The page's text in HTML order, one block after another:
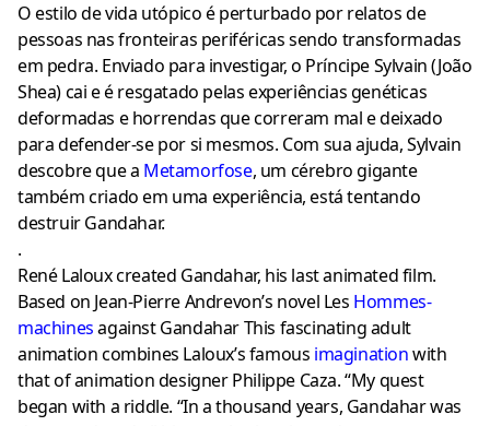
O estilo de vida utópico é perturbado por relatos de
pessoas nas fronteiras periféricas sendo transformadas
em pedra. Enviado para investigar, o Príncipe Sylvain (João
Shea) cai e é resgatado pelas experiências genéticas
deformadas e horrendas que correram mal e deixado
para defender-se por si mesmos. Com sua ajuda, Sylvain
descobre que a Metamorfose, um cérebro gigante
também criado em uma experiência, está tentando
destruir Gandahar.
.
René Laloux created Gandahar, his last animated film.
Based on Jean-Pierre Andrevon’s novel Les Hommes-
machines against Gandahar This fascinating adult
animation combines Laloux’s famous imaginationwith
that of animation designer Philippe Caza. “My quest
began with a riddle. “In a thousand years, Gandahar was